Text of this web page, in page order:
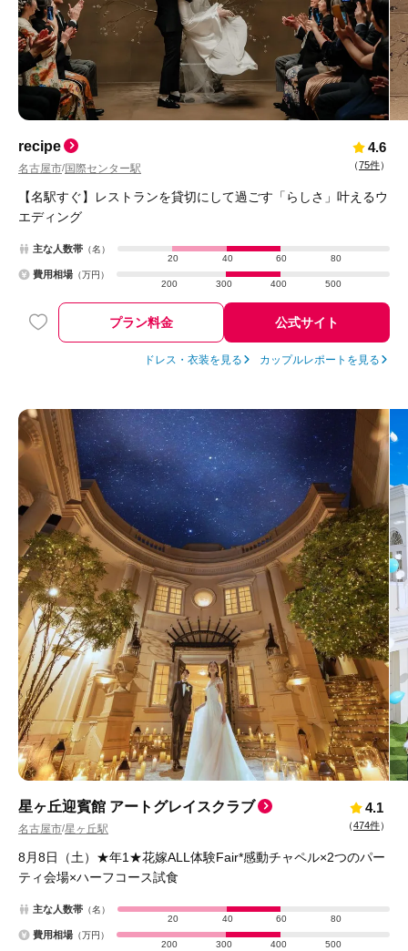
recipe
名古屋市/国際センター駅
4.6
（75件）
【名駅すぐ】レストランを貸切にして過ごす「らしさ」叶えるウ
エディング
主な人数帯 （名）
20
40 60 80
費用相場 （万円）
200
300 400 500
プラン料金 公式サイト
ドレス・衣装を見る カップルレポートを見る
星ヶ丘迎賓館 アートグレイスクラブ
名古屋市/星ヶ丘駅
4.1
（474件）
8月8日（土）★年1★花嫁ALL体験Fair*感動チャペル×2つのパー
ティ会場×ハーフコース試食
主な人数帯 （名）
20
40 60 80
費用相場 （万円）
200
300 400 500